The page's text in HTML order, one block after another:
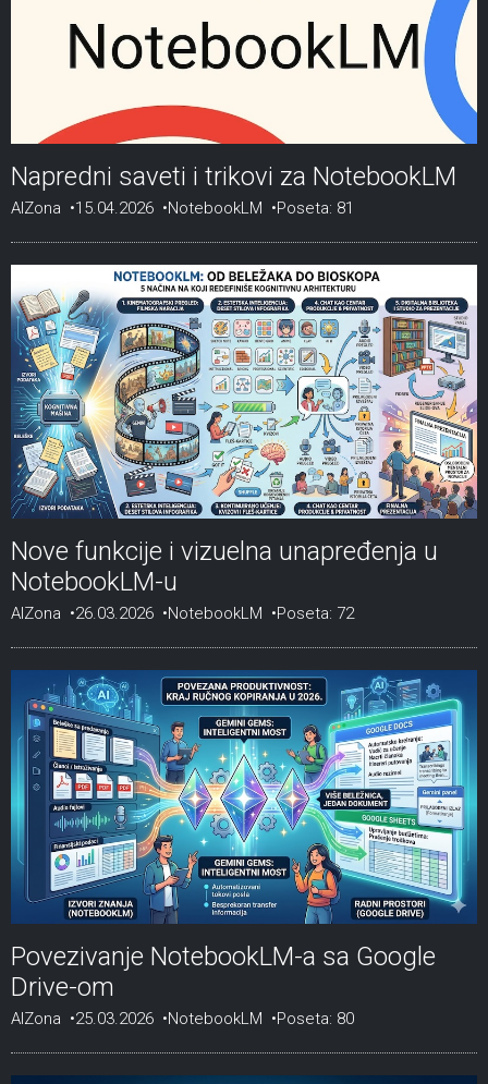
Napredni saveti i trikovi za NotebookLM
AIZona 15.04.2026 NotebookLM Poseta: 81
Nove funkcije i vizuelna unapređenja u
NotebookLM-u
AIZona 26.03.2026 NotebookLM Poseta: 72
Povezivanje NotebookLM-a sa Google
Drive-om
AIZona 25.03.2026 NotebookLM Poseta: 80